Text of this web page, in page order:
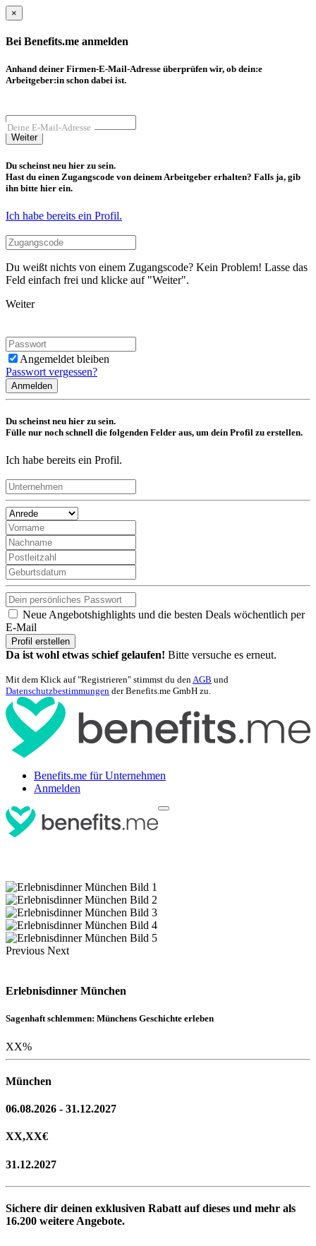
×
Bei Benefits.me anmelden
Anhand deiner Firmen-E-Mail-Adresse überprüfen wir, ob dein:e
Arbeitgeber:in schon dabei ist.
Deine E-Mail-Adresse
Weiter
Du scheinst neu hier zu sein.
Hast du einen Zugangscode von deinem Arbeitgeber erhalten? Falls ja, gib
ihn bitte hier ein.
Ich habe bereits ein Profil.
Du weißt nichts von einem Zugangscode? Kein Problem! Lasse das
Feld einfach frei und klicke auf "Weiter".
Weiter
Angemeldet bleiben
Passwort vergessen?
Anmelden
Du scheinst neu hier zu sein.
Fülle nur noch schnell die folgenden Felder aus, um dein Profil zu erstellen.
Ich habe bereits ein Profil.
Neue Angebotshighlights und die besten Deals wöchentlich per
E-Mail
Profil erstellen
Da ist wohl etwas schief gelaufen! Bitte versuche es erneut.
Mit dem Klick auf "Registrieren" stimmst du denAGB und
Datenschutzbestimmungen der Benefits.me GmbH zu.
Benefits.me für Unternehmen
Anmelden
Previous Next
Erlebnisdinner München
Sagenhaft schlemmen: Münchens Geschichte erleben
XX%
München
06.08.2026 - 31.12.2027
XX,XX€
31.12.2027
Sichere dir deinen exklusiven Rabatt auf dieses und mehr als
16.200 weitere Angebote.